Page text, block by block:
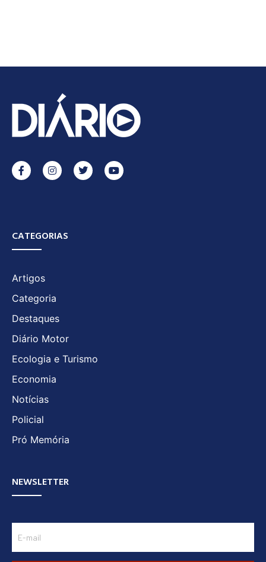
CATEGORIAS
Artigos
Categoria
Destaques
Diário Motor
Ecologia e Turismo
Economia
Notícias
Policial
Pró Memória
NEWSLETTER